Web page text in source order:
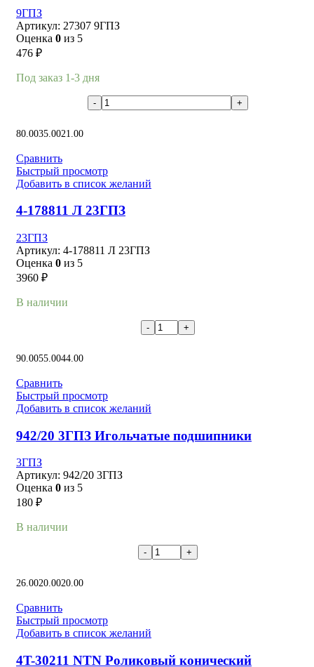
9ГПЗ
Артикул: 27307 9ГПЗ
Оценка 0 из 5
476 ₽
Под заказ 1-3 дня
80.0035.0021.00
Сравнить
Быстрый просмотр
Добавить в список желаний
4-178811 Л 23ГПЗ
23ГПЗ
Артикул: 4-178811 Л 23ГПЗ
Оценка 0 из 5
3960 ₽
В наличии
90.0055.0044.00
Сравнить
Быстрый просмотр
Добавить в список желаний
942/20 3ГПЗ Игольчатые подшипники
3ГПЗ
Артикул: 942/20 3ГПЗ
Оценка 0 из 5
180 ₽
В наличии
26.0020.0020.00
Сравнить
Быстрый просмотр
Добавить в список желаний
4T-30211 NTN Роликовый конический